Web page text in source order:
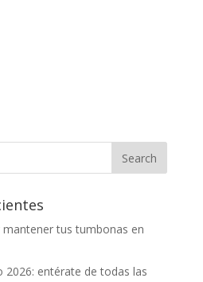
tus tumbonas en
entérate de todas las